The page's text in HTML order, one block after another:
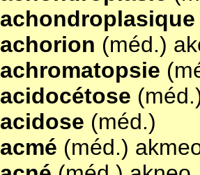
achorion (méd.)
achromatopsie
acidocétose
acidose (méd.)
acmé (méd.)